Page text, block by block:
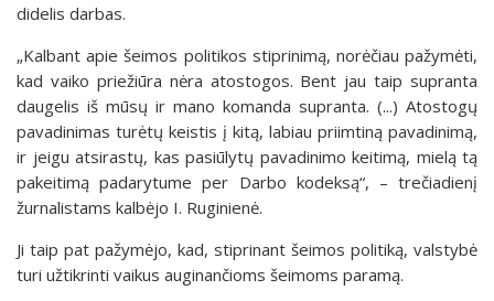
didelis darbas.
„Kalbant apie šeimos politikos stiprinimą, norėčiau pažymėti,
kad vaiko priežiūra nėra atostogos. Bent jau taip supranta
daugelis iš mūsų ir mano komanda supranta. (...) Atostogų
pavadinimas turėtų keistis į kitą, labiau priimtiną pavadinimą,
ir jeigu atsirastų, kas pasiūlytų pavadinimo keitimą, mielą tą
pakeitimą padarytume per Darbo kodeksą“, – trečiadienį
žurnalistams kalbėjo I. Ruginienė.
Ji taip pat pažymėjo, kad, stiprinant šeimos politiką, valstybė
turi užtikrinti vaikus auginančioms šeimoms paramą.